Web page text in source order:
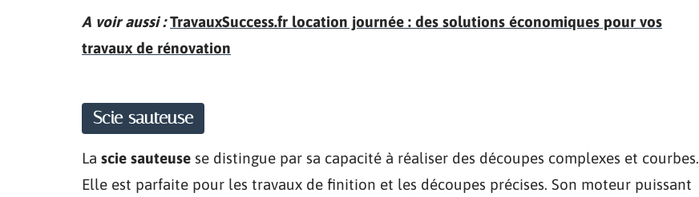
A voir aussi : TravauxSuccess.fr location journée : des solutions économiques pour vos
travaux de rénovation
Scie sauteuse
La scie sauteuse se distingue par sa capacité à réaliser des découpes complexes et courbes.
Elle est parfaite pour les travaux de finition et les découpes précises. Son moteur puissant